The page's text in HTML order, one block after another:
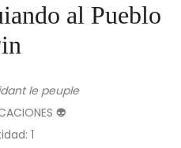
al Pueblo
le peuple
👽
1